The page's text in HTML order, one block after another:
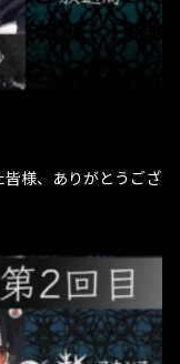
様、ありがとうござ